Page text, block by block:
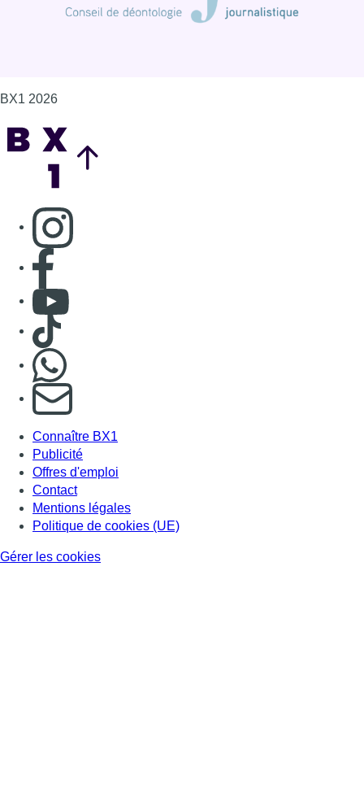
BX1 2026
Consulter page Instagram
Consulter page Facebook
Consulter Youtube
Consulter TikTok
S'abonner à notre newsletter
Connaître BX1
Publicité
Offres d'emploi
Contact
Mentions légales
Politique de cookies (UE)
Gérer les cookies